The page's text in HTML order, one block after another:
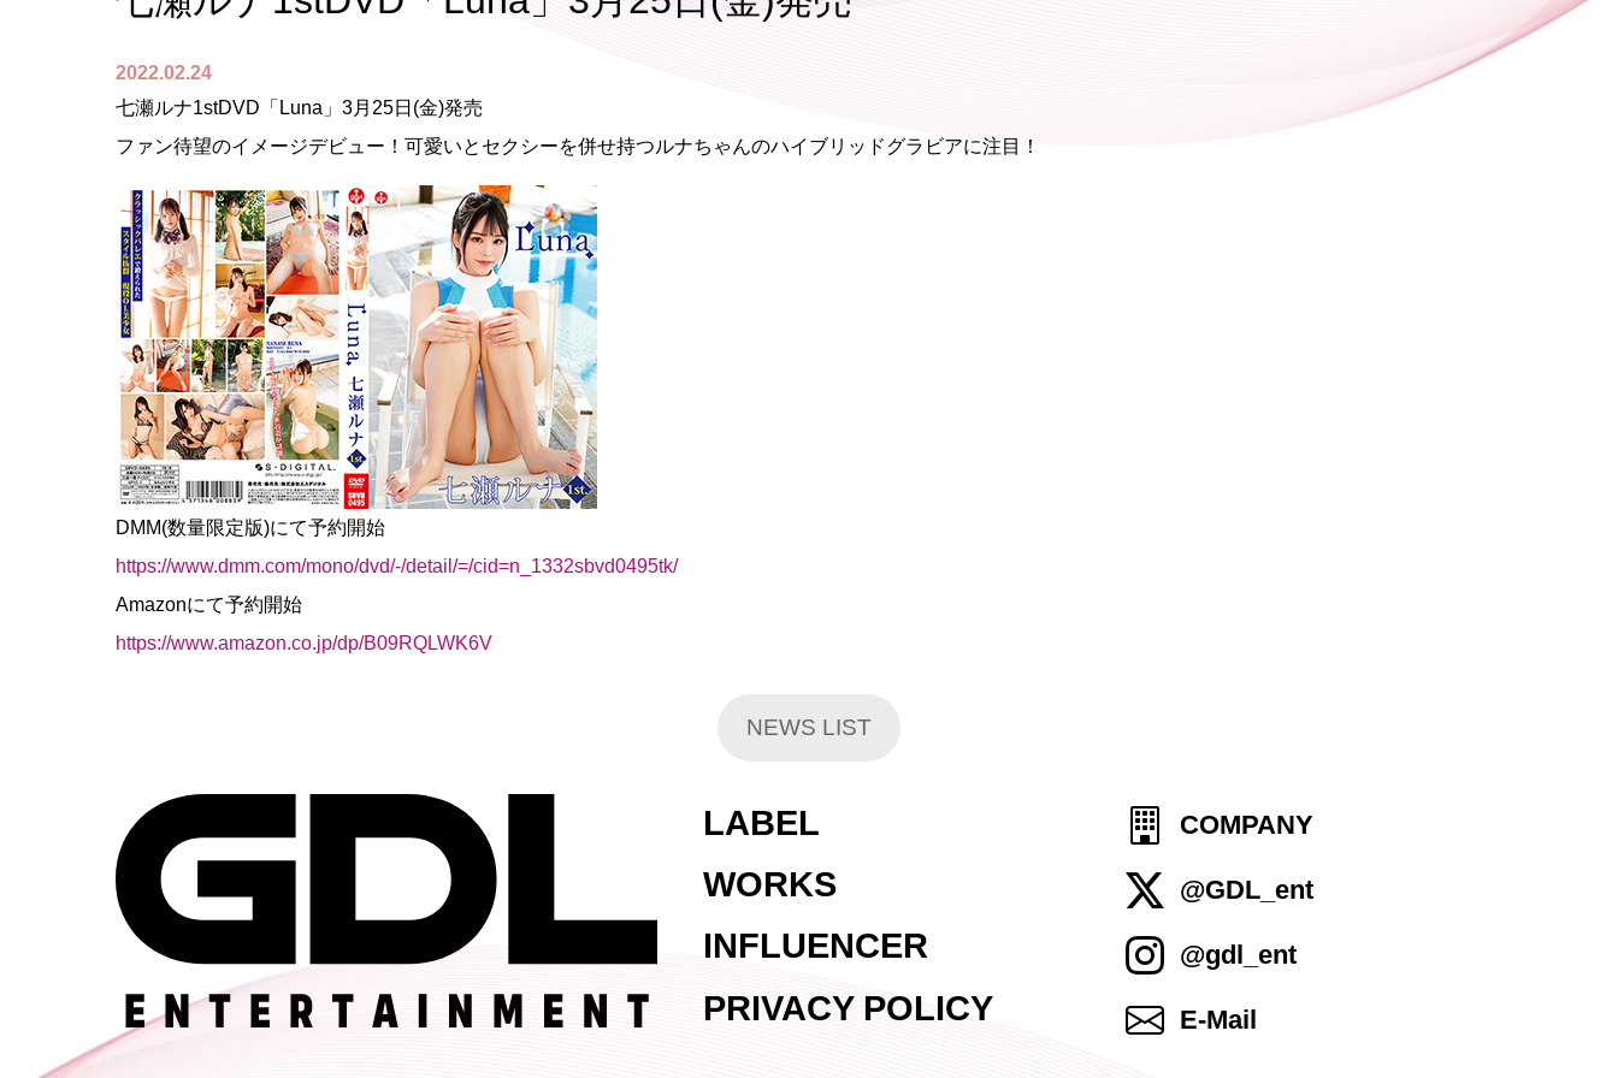
2022.02.24
七瀬ルナ1stDVD「Luna」3月25日(金)発売
ファン待望のイメージデビュー！可愛いとセクシーを併せ持つルナちゃんのハイブリッドグラビアに注目！
DMM(数量限定版)にて予約開始
https://www.dmm.com/mono/dvd/-/detail/=/cid=n_1332sbvd0495tk/
Amazonにて予約開始
https://www.amazon.co.jp/dp/B09RQLWK6V
NEWS LIST
LABEL
WORKS
INFLUENCER
PRIVACY POLICY
COMPANY
@GDL_ent
@gdl_ent
E-Mail